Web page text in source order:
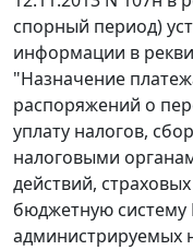
спорный период)
информации в
"Назначение
распоряжений о
уплату налогов,
налоговыми
действий,
бюджетную систему
администрируемых